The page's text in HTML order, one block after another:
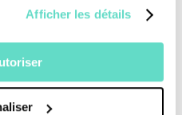
Afficher les détails
DECOUPAGES